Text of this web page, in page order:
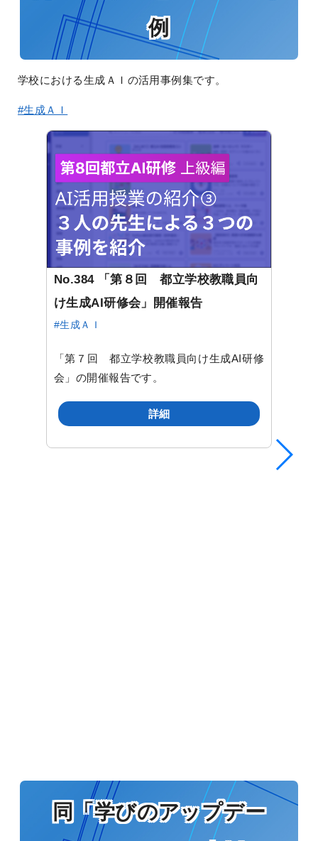
例
学校における生成ＡＩの活用事例集です。
#生成ＡＩ
No.384 「第８回 都立学校教職員向
け生成AI研修会」開催報告
#生成ＡＩ
「第７回 都立学校教職員向け生成AI研修
会」の開催報告です。
詳細
同「学びのアップデー